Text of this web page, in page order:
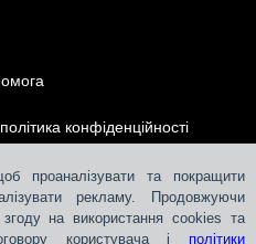
проаналізувати та покращити
рекламу. Продовжуючи
на використання cookies та
користувача і політики
конфіденційності
реклами